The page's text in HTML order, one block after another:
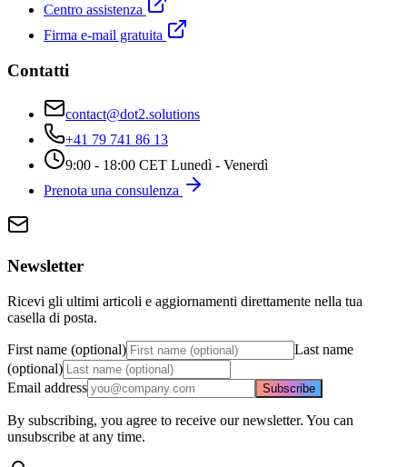
Centro assistenza
Firma e-mail gratuita
Contatti
contact@dot2.solutions
+41 79 741 86 13
9:00 - 18:00 CET Lunedì - Venerdì
Prenota una consulenza
Newsletter
Ricevi gli ultimi articoli e aggiornamenti direttamente nella tua
casella di posta.
First name (optional)
Last name
(optional)
Email address
Subscribe
By subscribing, you agree to receive our newsletter. You can
unsubscribe at any time.